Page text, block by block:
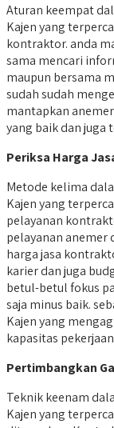
Aturan keempat
Kajen yang
kontraktor. anda
sama mencari
maupun bersama
sudah sudah
mantapkan
yang baik dan juga
Periksa Harga
Metode kelima
Kajen yang
pelayanan
pelayanan anemer
harga jasa
karier dan juga
betul-betul fokus
saja minus baik.
Kajen yang
kapasitas
Pertimbangkan
Teknik keenam
Kajen yang